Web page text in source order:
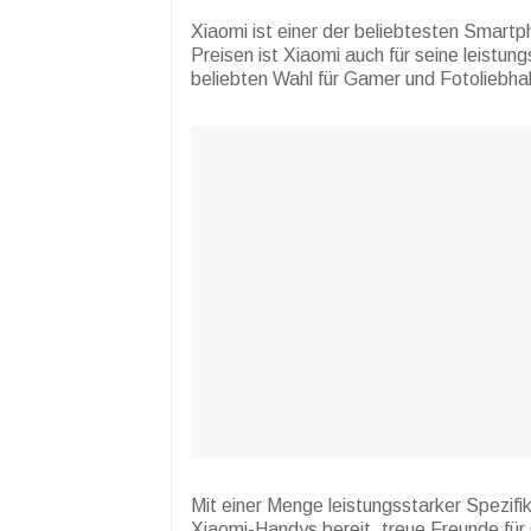
Xiaomi ist einer der beliebtesten
Preisen ist Xiaomi auch für seine
beliebten Wahl für Gamer und
Mit einer Menge leistungsstarker